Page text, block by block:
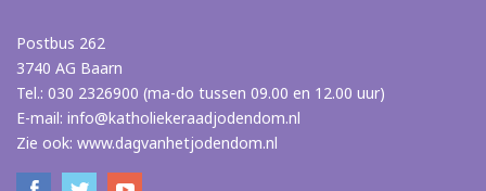
Postbus 262
3740 AG Baarn
Tel.: 030 2326900 (ma-do tussen 09.00 en 12.00 uur)
E-mail: info@katholiekeraadjodendom.nl
Zie ook: www.dagvanhetjodendom.nl